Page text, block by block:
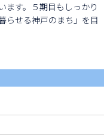
ます。５期目もしっかり
らせる神戸のまち」を目